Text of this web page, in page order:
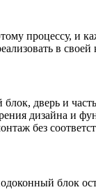
процессу, и
в своей
дверь и
дизайна
без
блок